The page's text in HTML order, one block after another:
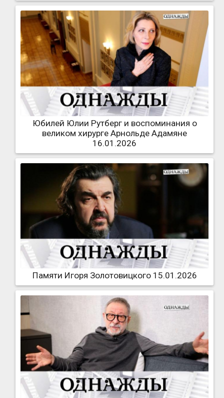
Юбилей Юлии Рутберг и воспоминания о
великом хирурге Арнольде Адамяне
16.01.2026
Памяти Игоря Золотовицкого 15.01.2026